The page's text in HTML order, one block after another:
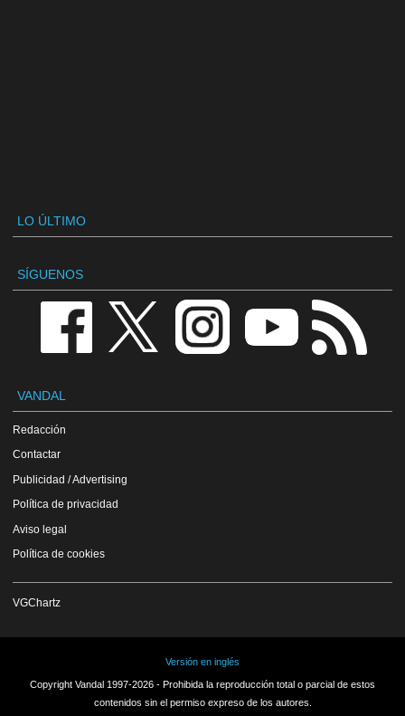
LO ÚLTIMO
SÍGUENOS
VANDAL
Redacción
Contactar
Publicidad / Advertising
Política de privacidad
Aviso legal
Política de cookies
VGChartz
Versión en inglés
Copyright Vandal 1997-2026 - Prohibida la reproducción total o parcial de estos
contenidos sin el permiso expreso de los autores.